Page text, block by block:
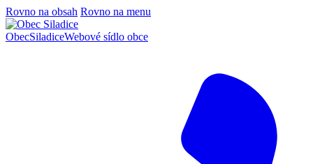
Rovno na obsah Rovno na menu
ObecSiladiceWebové sídlo obce